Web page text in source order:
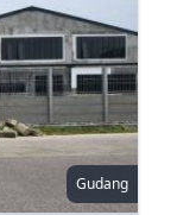
Gudang